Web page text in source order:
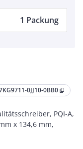
0JJ10-0BB0 content_copy
PQI-A,
x 134,6 mm,
1 Packung